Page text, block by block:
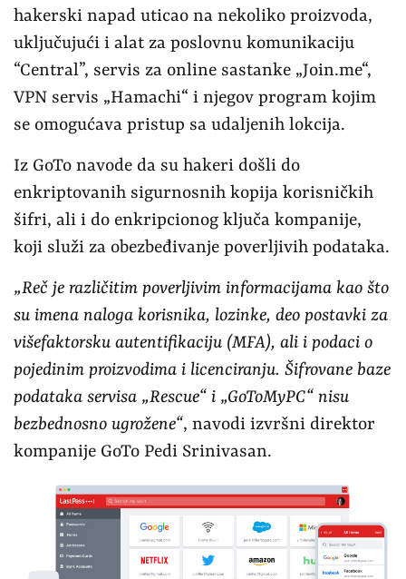
hakerski napad uticao na nekoliko proizvoda,
uključujući i alat za poslovnu komunikaciju
“Central”, servis za online sastanke „Join.me“,
VPN servis „Hamachi“ i njegov program kojim
se omogućava pristup sa udaljenih lokcija.
Iz GoTo navode da su hakeri došli do
enkriptovanih sigurnosnih kopija korisničkih
šifri, ali i do enkripcionog ključa kompanije,
koji služi za obezbeđivanje poverljivih podataka.
„Reč je različitim poverljivim informacijama kao što
su imena naloga korisnika, lozinke, deo postavki za
višefaktorsku autentifikaciju (MFA), ali i podaci o
pojedinim proizvodima i licenciranju. Šifrovane baze
podataka servisa „Rescue“ i „GoToMyPC“ nisu
bezbednosno ugrožene“, navodi izvršni direktor
kompanije GoTo Pedi Srinivasan.